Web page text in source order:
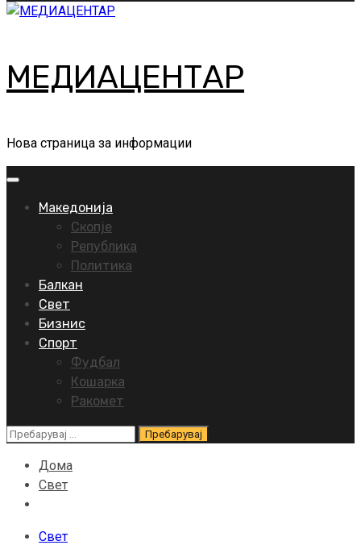
МЕДИАЦЕНТАР
Нова страница за информации
Primary
Македонија
Скопје
Република
Политика
Балкан
Свет
Бизнис
Спорт
Фудбал
Кошарка
Ракомет
Пребарувај
Дома
Свет
Свет